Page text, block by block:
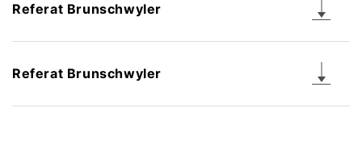
Referat Brunschwyler
Referat Brunschwyler